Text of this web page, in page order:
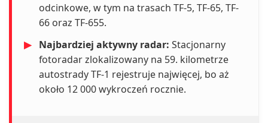
odcinkowe, w tym na trasach TF-5, TF-65, TF-
66 oraz TF-655.
▶
Najbardziej aktywny radar: Stacjonarny
fotoradar zlokalizowany na 59. kilometrze
autostrady TF-1 rejestruje najwięcej, bo aż
około 12 000 wykroczeń rocznie.